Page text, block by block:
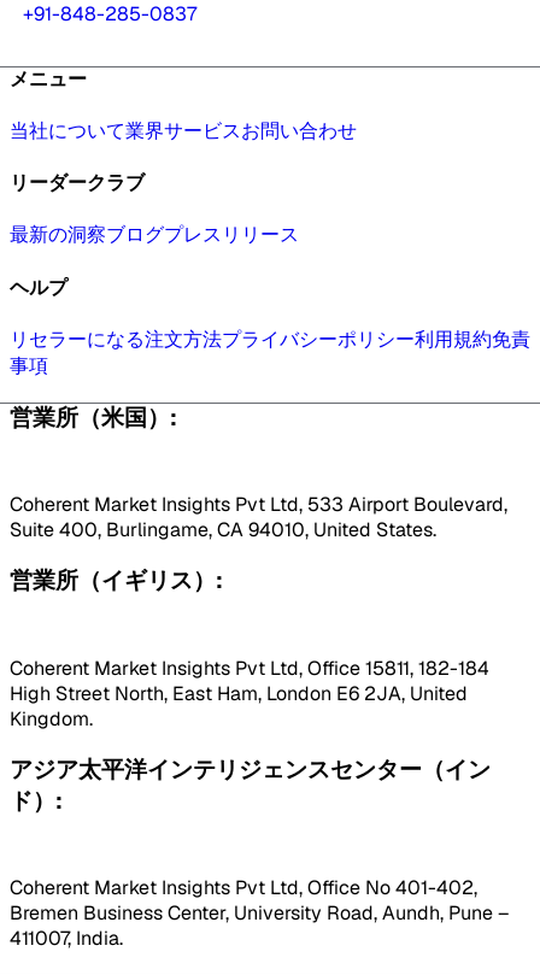
+91-848-285-0837
メニュー
当社について業界サービスお問い合わせ
リーダークラブ
最新の洞察ブログプレスリリース
ヘルプ
リセラーになる注文方法プライバシーポリシー利用規約免責
事項
営業所（米国）:
Coherent Market Insights Pvt Ltd, 533 Airport Boulevard,
Suite 400, Burlingame, CA 94010, United States.
営業所（イギリス）:
Coherent Market Insights Pvt Ltd, Office 15811, 182-184
High Street North, East Ham, London E6 2JA, United
Kingdom.
アジア太平洋インテリジェンスセンター（イン
ド）:
Coherent Market Insights Pvt Ltd, Office No 401-402,
Bremen Business Center, University Road, Aundh, Pune –
411007, India.